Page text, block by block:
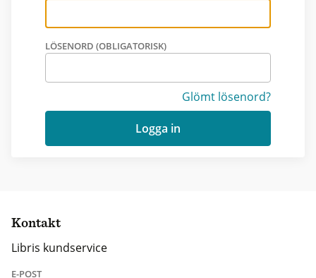
LÖSENORD (OBLIGATORISK)
Glömt lösenord?
Logga in
Kontakt
Libris kundservice
E-POST